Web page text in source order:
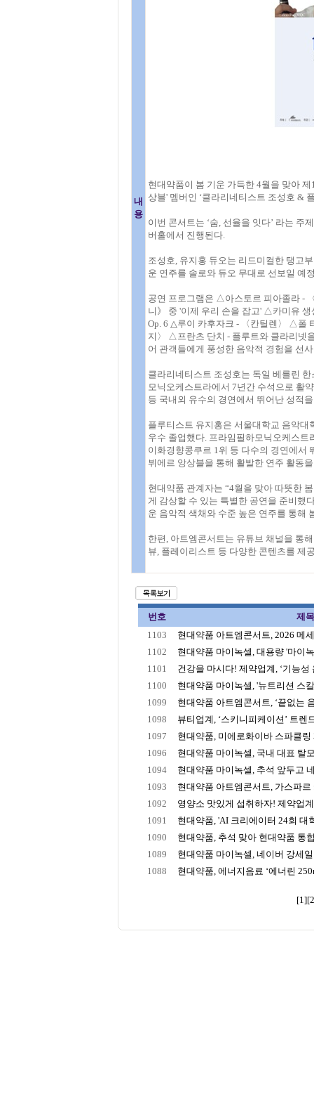
내
용
현대약품이 봄 기운 가득한 4월을 맞아
상블' 멤버인 ‘클라리네티스트 조성호 &
이번 콘서트는 ‘숨, 선율을 잇다’ 라는 주
버홀에서 진행된다.
조성호, 유지홍 듀오는 리드미컬한 탱고
운 연주를 솔로와 듀오 무대로 선보일 예
공연 프로그램은 △아스토르 피아졸라 -
니》 중 '이제 우리 손을 잡고' △카미유
Op. 6 △루이 카후자크 - 〈칸틸렌〉 △폴
지〉 △프란츠 단치 - 플루트와 클라리넷
어 관객들에게 풍성한 음악적 경험을 선
클라리네티스트 조성호는 독일 베를린
모닉오케스트라에서 7년간 수석으로 활
등 국내외 유수의 경연에서 뛰어난 성적
플루티스트 유지홍은 서울대학교 음악
우수 졸업했다. 프라임필하모닉오케스
이화경향콩쿠르 1위 등 다수의 경연에서
뷔에르 앙상블을 통해 활발한 연주 활동
현대약품 관계자는 “4월을 맞아 따뜻한
게 감상할 수 있는 특별한 공연을 준비했
운 음악적 색채와 수준 높은 연주를 통해
한편, 아트엠콘서트는 유튜브 채널을 통
뷰, 플레이리스트 등 다양한 콘텐츠를 제
번호
제목
1103
현대약품 아트엠콘서트, 2026 메
1102
현대약품 마이녹셀, 대용량 '마이
1101
건강을 마시다! 제약업계, ‘기능성
1100
현대약품 마이녹셀, '뉴트리션 스
1099
현대약품 아트엠콘서트, ‘끝없는
1098
뷰티업계, ‘스키니피케이션’ 트렌
1097
현대약품, 미에로화이바 스파클링
1096
현대약품 마이녹셀, 국내 대표 탈
1094
현대약품 마이녹셀, 추석 앞두고
1093
현대약품 아트엠콘서트, 가스파르
1092
영양소 맛있게 섭취하자! 제약업
1091
현대약품, 'AI 크리에이터 24회 대
1090
현대약품, 추석 맞아 현대약품 통
1089
현대약품 마이녹셀, 네이버 강세
1088
현대약품, 에너지음료 ‘에너린
[1]